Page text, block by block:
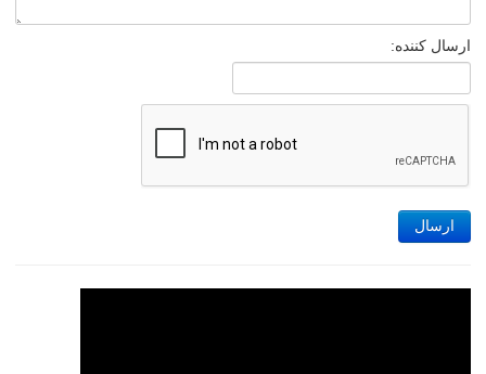
ارسال کننده:
ارسال